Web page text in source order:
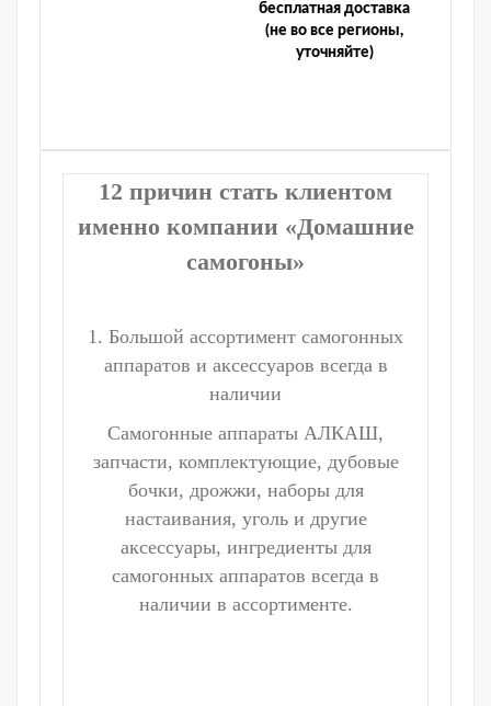
бесплатная доставка
(не во все регионы,
уточняйте)
12 причин стать клиентом
именно компании «Домашние
самогоны»
1. Большой ассортимент самогонных
аппаратов и аксессуаров всегда в
наличии
Самогонные аппараты АЛКАШ,
запчасти, комплектующие, дубовые
бочки, дрожжи, наборы для
настаивания, уголь и другие
аксессуары, ингредиенты для
самогонных аппаратов всегда в
наличии в ассортименте.